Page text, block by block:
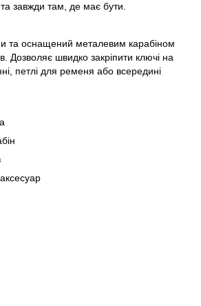
завжди там, де має бути.
та оснащений металевим карабіном
Дозволяє швидко закріпити ключі на
петлі для ременя або всередині